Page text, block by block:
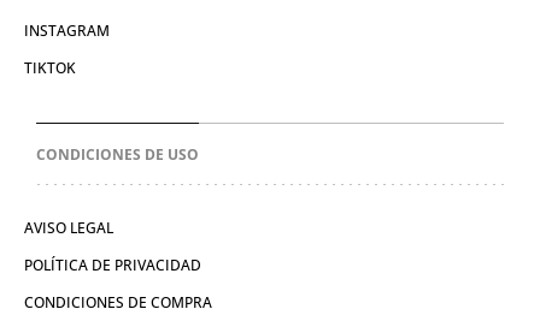
INSTAGRAM
TIKTOK
CONDICIONES DE USO
AVISO LEGAL
POLÍTICA DE PRIVACIDAD
CONDICIONES DE COMPRA